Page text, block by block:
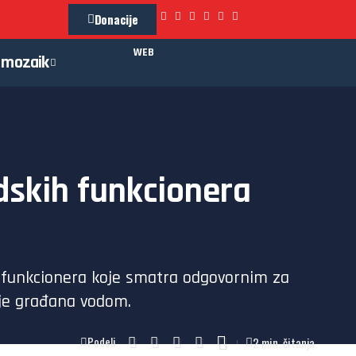
Donacije
mozaik WEB
funkcionera
koje smatra odgovornim za
građana vodom.
Podeli 2 min. čitanja